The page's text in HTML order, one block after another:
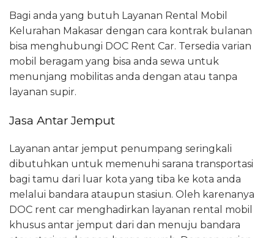
Bagi anda yang butuh Layanan Rental Mobil
Kelurahan Makasar dengan cara kontrak bulanan
bisa menghubungi DOC Rent Car. Tersedia varian
mobil beragam yang bisa anda sewa untuk
menunjang mobilitas anda dengan atau tanpa
layanan supir.
Jasa Antar Jemput
Layanan antar jemput penumpang seringkali
dibutuhkan untuk memenuhi sarana transportasi
bagi tamu dari luar kota yang tiba ke kota anda
melalui bandara ataupun stasiun. Oleh karenanya
DOC rent car menghadirkan layanan rental mobil
khusus antar jemput dari dan menuju bandara